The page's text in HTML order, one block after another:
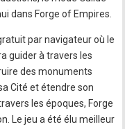
dans Forge of Empires.
par navigateur où le
guider à travers les
des monuments
Cité et étendre son
les époques, Forge
Le jeu a été élu meilleur